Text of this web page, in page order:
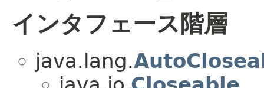
インタフェース階層
java.lang.